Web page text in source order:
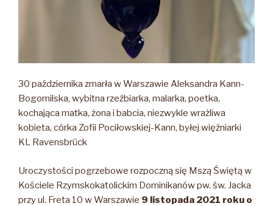
30 października zmarła w Warszawie Aleksandra Kann-
Bogomilska, wybitna rzeźbiarka, malarka, poetka,
kochająca matka, żona i babcia, niezwykle wrażliwa
kobieta, córka Zofii Pociłowskiej-Kann, byłej więźniarki
KL Ravensbrück
Uroczystości pogrzebowe rozpoczną się Mszą Świętą w
Kościele Rzymskokatolickim Dominikanów pw. św. Jacka
przy ul. Freta 10 w Warszawie 9 listopada 2021 roku o